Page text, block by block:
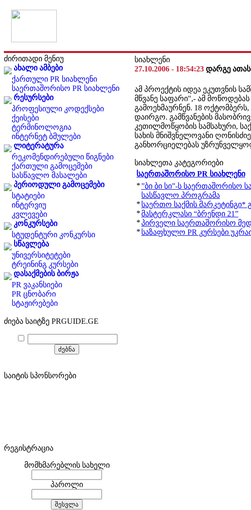
ძირითადი მენიუ
ახალი ამბები
ქართული PR სიახლენი
საერთაშორისო PR სიახლენი
რესურსები
პროფესიული კოდექსები
ქეისები
ტერმინოლოგია
ინტერნეტ ბმულები
ლიტერატურა
რეკომენდირებული წიგნები
ქართული გამოცემები
სასწავლო მასალები
პერიოდული გამოცემები
სტატიები
ინტერვიუ
კვლევები
კონკურსები
სტუდენტური კონკურსი
სწავლება
უნივერსიტეტები
ტრეინინგ კურსები
დასაქმების ბირჟა
PR ვაკანსიები
PR ცნობარი
სტაჟირებები
ძიება საიტზე PRGUIDE.GE
საიტის სპონსორები
რეგისტრაცია
მომხმარებლის სახელი
პაროლი
სიახლენი
27.10.2006 - 18:54:23 დარგე
ამ პროექტის იდეა ეკუთვნის
მწვანე საფარი",- ამ
გამოეხმაურნენ. 18
დაირგო. გამწვანების
კეთილმოწყობის სამსახური,
სახის მნიშვნელოვანი
განხორციელებას
სიახლეთა კატეგორიები
საერთაშორისო PR სიახლენი
*”ბი ბი სი”-ს საერთაშორისო
სასწავლო პროგრამა
* საერთო საქმის მარკეტინგი*
*მასტერკლასი “ბრენდი 21”
*პირველი საერთაშორისო
* საზაფხულო PR კურსები